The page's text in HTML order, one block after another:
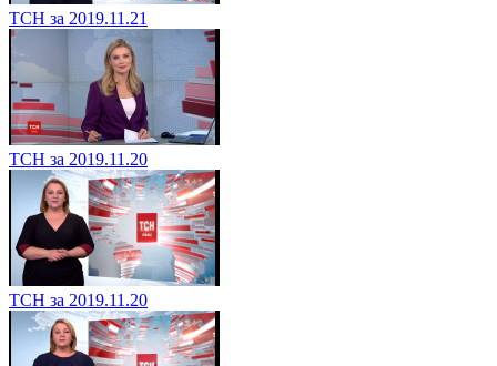
ТСН за 2019.11.21
ТСН за 2019.11.20
ТСН за 2019.11.20